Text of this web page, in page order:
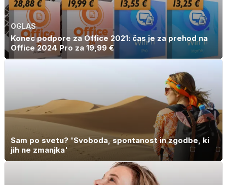
OGLAS
Konec podpore za Office 2021: čas je za prehod na
Office 2024 Pro za 19,99 €
Sam po svetu? 'Svoboda, spontanost in zgodbe, ki
jih ne zmanjka'